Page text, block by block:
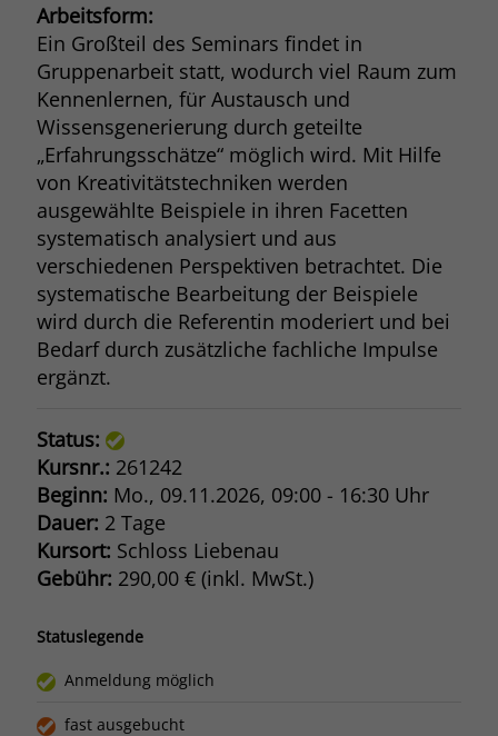
Arbeitsform:
Ein Großteil des Seminars findet in
Gruppenarbeit statt, wodurch viel Raum zum
Kennenlernen, für Austausch und
Wissensgenerierung durch geteilte
„Erfahrungsschätze“ möglich wird. Mit Hilfe
von Kreativitätstechniken werden
ausgewählte Beispiele in ihren Facetten
systematisch analysiert und aus
verschiedenen Perspektiven betrachtet. Die
systematische Bearbeitung der Beispiele
wird durch die Referentin moderiert und bei
Bedarf durch zusätzliche fachliche Impulse
ergänzt.
Status:
Kursnr.: 261242
Beginn: Mo., 09.11.2026, 09:00 - 16:30 Uhr
Dauer: 2 Tage
Kursort: Schloss Liebenau
Gebühr: 290,00 € (inkl. MwSt.)
Statuslegende
Anmeldung möglich
fast ausgebucht